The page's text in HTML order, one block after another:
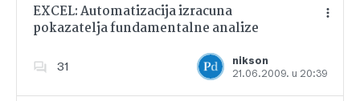
EXCEL: Automatizacija izracuna
pokazatelja fundamentalne analize
31
nikson
21.06.2009. u 20:39
Dodajte u favorite